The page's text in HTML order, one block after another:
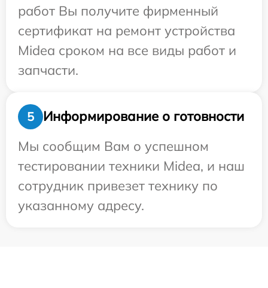
работ Вы получите фирменный
сертификат на ремонт устройства
Midea сроком на все виды работ и
запчасти.
5
Информирование о готовности
Мы сообщим Вам о успешном
тестировании техники Midea, и наш
сотрудник привезет технику по
указанному адресу.